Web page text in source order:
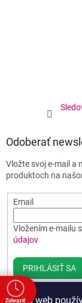
Tento web
Odoberať
Vložte svoj e-mail a
produktoch na
Email
Vložením e-mailu
údajov
PRIHLÁSIŤ SA
Zobraziť